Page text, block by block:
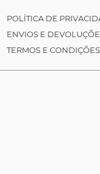
POLÍTICA DE
ENVIOS E
TERMOS E CONDIÇÕES